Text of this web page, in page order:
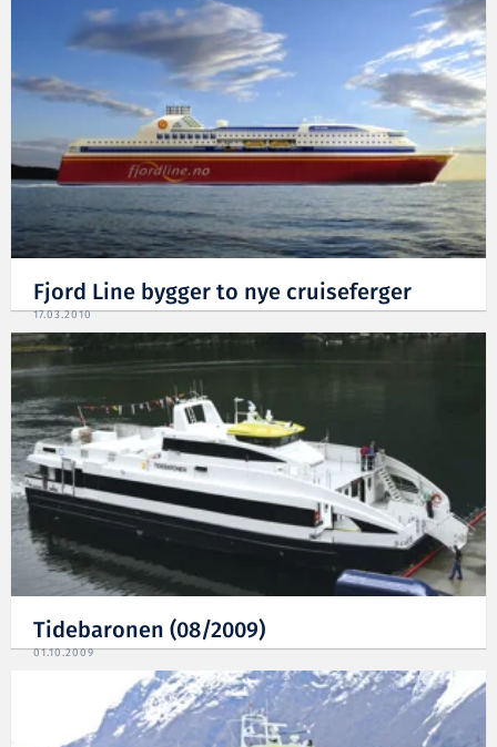
Fjord Line bygger to nye cruiseferger
17.03.2010
Tidebaronen (08/2009)
01.10.2009